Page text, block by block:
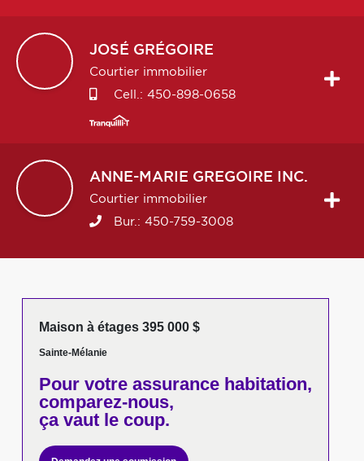
JOSÉ GRÉGOIRE
Courtier immobilier
Cell.: 450-898-0658
ANNE-MARIE GREGOIRE INC.
Courtier immobilier
Bur.: 450-759-3008
Maison à étages 395 000 $
Sainte-Mélanie
Pour votreassurance habitation,
comparez-nous,
ça vaut le coup.